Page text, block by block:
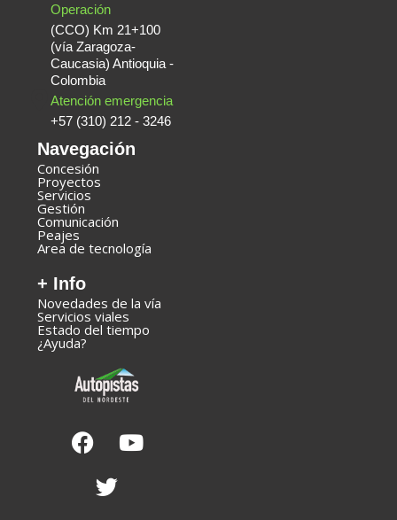
Operación
(CCO) Km 21+100
(vía Zaragoza-
Caucasia) Antioquia -
Colombia
Atención emergencia
+57 (310) 212 - 3246
Navegación
Concesión
Proyectos
Servicios
Gestión
Comunicación
Peajes
Area de tecnología
+ Info
Novedades de la vía
Servicios viales
Estado del tiempo
¿Ayuda?